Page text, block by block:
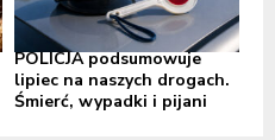
POLICJA podsumowuje
lipiec na naszych drogach.
Śmierć, wypadki i pijani